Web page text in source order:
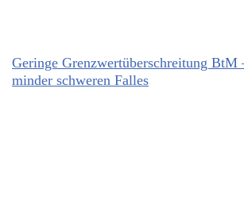
Geringe Grenzwertüberschreitung BtM
minder schweren Falles